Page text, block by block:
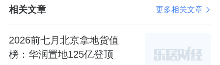
相关文章 更多相关文章
2026前七月北京拿地货值
榜：华润置地125亿登顶